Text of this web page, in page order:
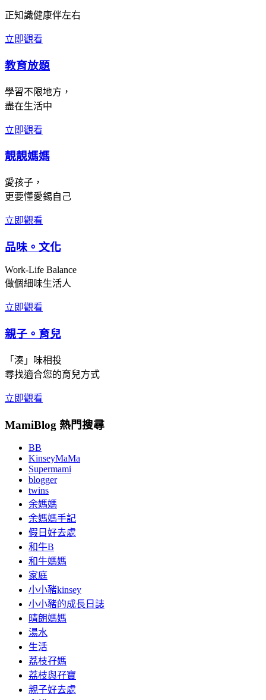
正知識健康伴左右
立即觀看
教育放題
學習不限地方，
盡在生活中
立即觀看
靚靚媽媽
愛孩子，
更要懂愛錫自己
立即觀看
品味。文化
Work-Life Balance
做個細味生活人
立即觀看
親子。育兒
「湊」味相投
尋找適合您的育兒方式
立即觀看
MamiBlog 熱門搜尋
BB
KinseyMaMa
Supermami
blogger
twins
余媽媽
余媽媽手記
假日好去處
和牛B
和牛媽媽
家庭
小小豬kinsey
小小豬的成長日誌
晴朗媽媽
湯水
生活
荔枝孖媽
荔枝與孖寶
親子好去處